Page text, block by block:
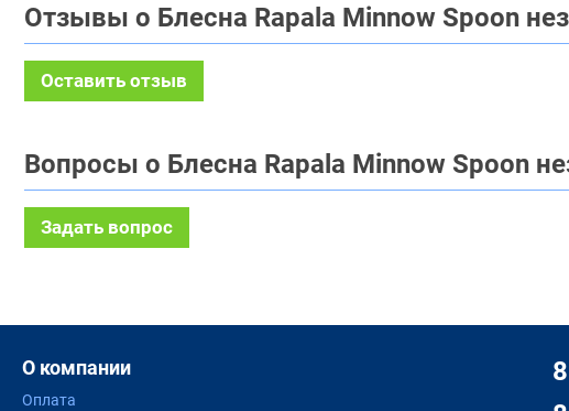
Отзывы о Блесна Rapala Minnow Spoon
Оставить отзыв
Вопросы о Блесна Rapala Minnow Spoon
Задать вопрос
О компании
Оплата